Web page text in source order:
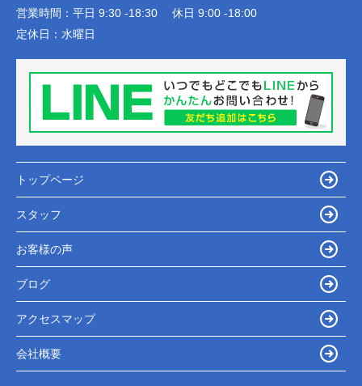
営業時間： 平日 9:30 -18:30 休日 9:00 -18:00
定休日： 水曜日
トップページ
スタッフ
お客様の声
ブログ
アクセスマップ
会社概要